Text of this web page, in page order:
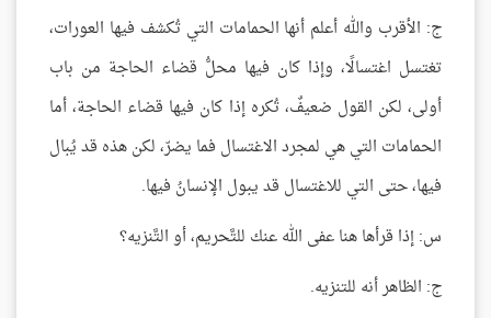
ج: الأقرب والله أعلم أنها الحمامات التي تُكشف فيها العورات،
تغتسل اغتسالًا، وإذا كان فيها محلُّ قضاء الحاجة من باب
أولى، لكن القول ضعيفٌ، تُكره إذا كان فيها قضاء الحاجة، أما
الحمامات التي هي لمجرد الاغتسال فما يضرّ، لكن هذه قد يُبال
فيها، حتى التي للاغتسال قد يبول الإنسانُ فيها.
س: إذا قرأها هنا عفى الله عنك للتَّحريم، أو التَّنزيه؟
ج: الظاهر أنه للتنزيه.